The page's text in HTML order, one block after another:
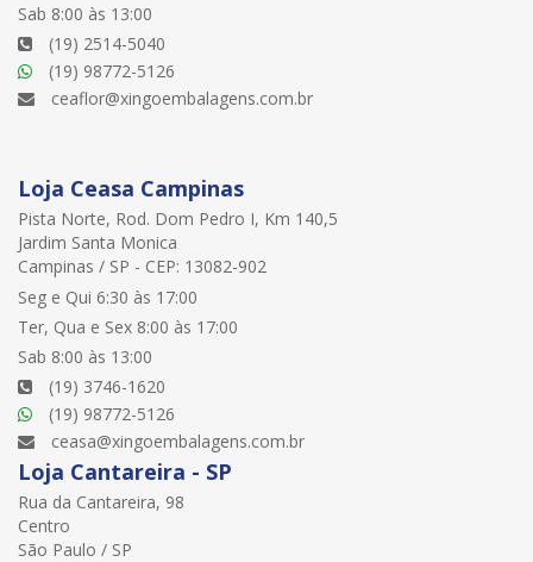
Sab 8:00 às 13:00
(19) 2514-5040
(19) 98772-5126
ceaflor@xingoembalagens.com.br
Loja Ceasa Campinas
Pista Norte, Rod. Dom Pedro I, Km 140,5
Jardim Santa Monica
Campinas / SP - CEP: 13082-902
Seg e Qui 6:30 às 17:00
Ter, Qua e Sex 8:00 às 17:00
Sab 8:00 às 13:00
(19) 3746-1620
(19) 98772-5126
ceasa@xingoembalagens.com.br
Loja Cantareira - SP
Rua da Cantareira, 98
Centro
São Paulo / SP